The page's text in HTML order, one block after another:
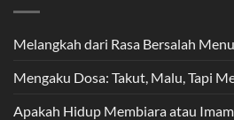
Melangkah dari Rasa Bersalah
Mengaku Dosa: Takut, Malu, Tapi
Apakah Hidup Membiara atau